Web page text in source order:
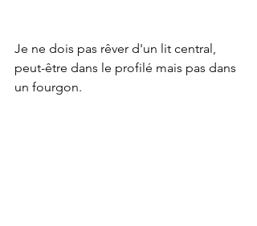
Je ne dois pas rêver d'un lit central,
peut-être dans le profilé mais pas dans
un fourgon.